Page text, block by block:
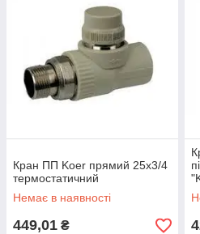
Кран ПП Koer прямий 25x3/4
термостатичний
Немає в наявності
449,01 ₴